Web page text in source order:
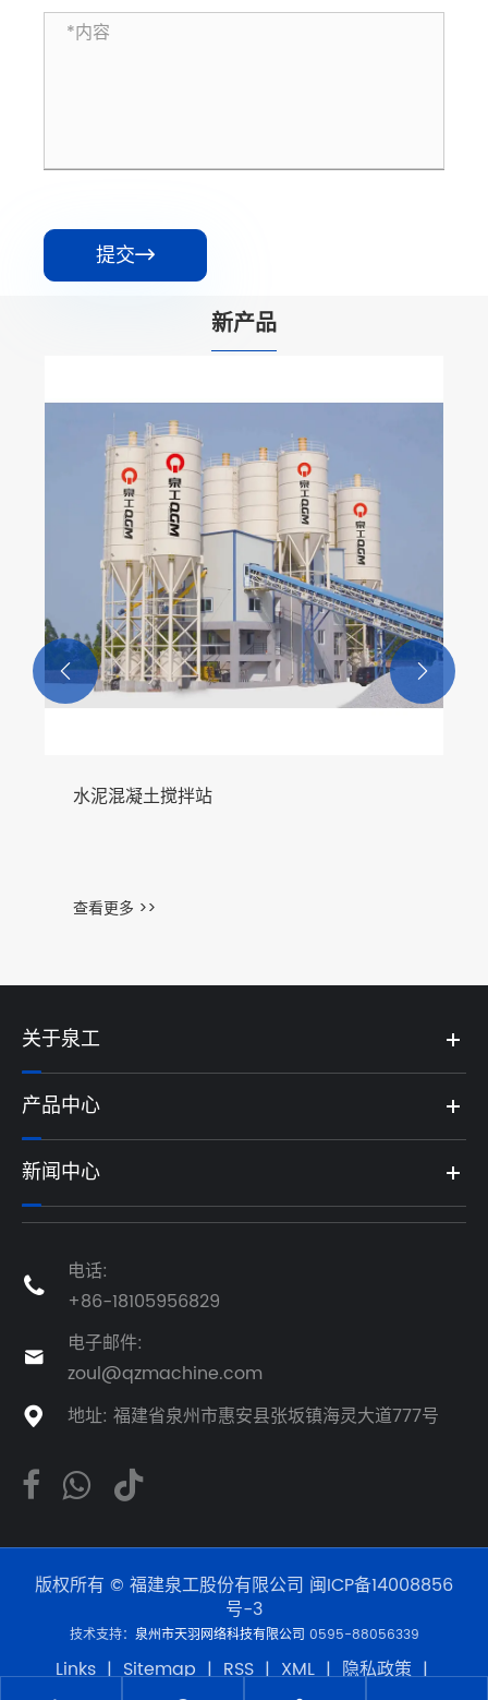
提交
新产品
水泥混凝土搅拌站
查看更多 >>
 
关于泉工
产品中心
新闻中心

电话:
+86-18105956829

电子邮件:
zoul@qzmachine.com
 地址: 福建省泉州市惠安县张坂镇海灵大道777号
版权所有 © 福建泉工股份有限公司 闽ICP备14008856
号-3
技术支持： 泉州市天羽网络科技有限公司 0595-88056339
Links | Sitemap | RSS | XML | 隐私政策 |